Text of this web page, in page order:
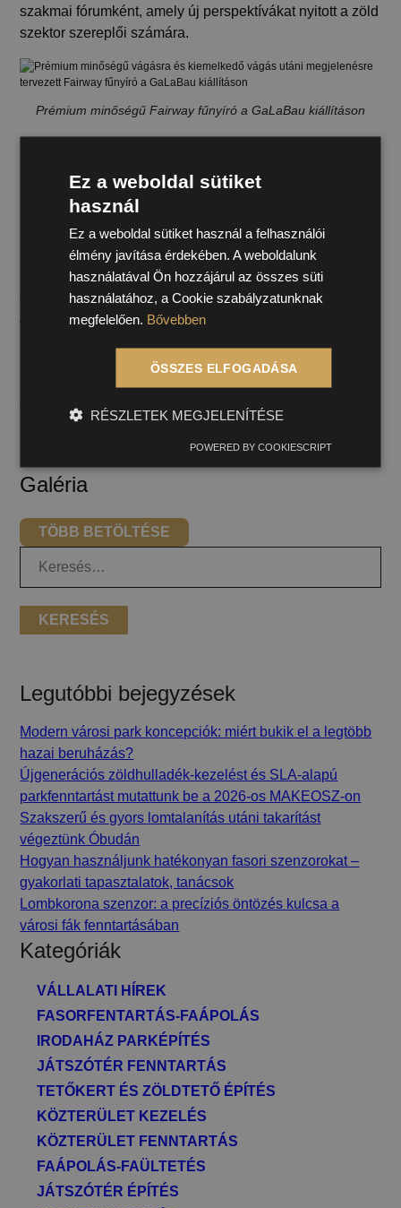
szakmai fórumként, amely új perspektívákat nyitott a zöld
szektor szereplői számára.
Prémium minőségű Fairway fűnyíró a GaLaBau kiállításon
csapatunk is erősödött
Elsődleges célunk a számtalan szakmai látnivaló és
innovatív megoldás megtekintése, valamint a kiállítás
minél részletesebb felfedezése volt – azonban az utazás
során csapatunknak jutott ideje a város felfedezésére is.
A közös vacsorák és sétálások közben megvitattuk a
belső szakmai egyeztetést arról, milyen eszközök és
Galéria
TÖBB BETÖLTÉSE
Keresés:
Legutóbbi bejegyzések
Modern városi park koncepciók: miért bukik el a legtöbb
hazai beruházás?
Újgenerációs zöldhulladék-kezelést és SLA-alapú
parkfenntartást mutattunk be a 2026-os MAKEOSZ-on
Szakszerű és gyors lomtalanítás utáni takarítást
végeztünk Óbudán
Hogyan használjunk hatékonyan fasori szenzorokat –
gyakorlati tapasztalatok, tanácsok
Lombkorona szenzor: a precíziós öntözés kulcsa a
városi fák fenntartásában
Kategóriák
VÁLLALATI HÍREK
FASORFENTARTÁS-FAÁPOLÁS
IRODAHÁZ PARKÉPÍTÉS
JÁTSZÓTÉR FENNTARTÁS
TETŐKERT ÉS ZÖLDTETŐ ÉPÍTÉS
KÖZTERÜLET KEZELÉS
KÖZTERÜLET FENNTARTÁS
FAÁPOLÁS-FAÜLTETÉS
JÁTSZÓTÉR ÉPÍTÉS
Ez a weboldal sütiket
használ
Ez a weboldal sütiket használ a felhasználói
élmény javítása érdekében. A weboldalunk
használatával Ön hozzájárul az összes süti
használatához, a Cookie szabályzatunknak
megfelelően. Bővebben
ÖSSZES ELFOGADÁSA
RÉSZLETEK MEGJELENÍTÉSE
POWERED BY COOKIESCRIPT